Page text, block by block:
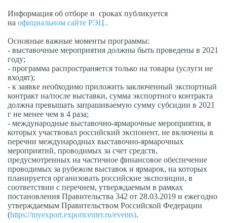
Информация об отборе и сроках публикуется
на официальном сайте РЭЦ..
Основные важные моменты программы:
- выставочные мероприятия должны быть проведены в 2021
году;
- программа распространяется только на товары (услуги не
входят);
- к заявке необходимо приложить заключенный экспортный
контракт на/после выставки, сумма экспортного контракта
должна превышать запрашиваемую сумму субсидии в 2021
г не менее чем в 4 раза;
- международные выставочно-ярмарочные мероприятия, в
которых участвовал российский экспонент, не включены в
перечни международных выставочно-ярмарочных
мероприятий, проводимых за счет средств,
предусмотренных на частичное финансовое обеспечение
проводимых за рубежом выставок и ярмарок, на которых
планируется организовать российские экспозиции, в
соответствии с перечнем, утверждаемым в рамках
постановления Правительства 342 от 28.03.2019 и ежегодно
утверждаемым Правительством Российской Федерации
(https://myexport.exportcenter.ru/events).